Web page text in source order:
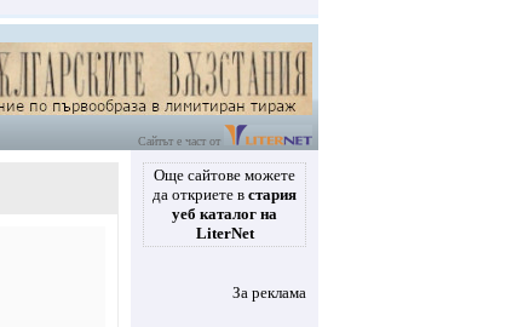
Сайтът е част от
Още сайтове можете
да откриете в стария
уеб каталог на
LiterNet
За реклама